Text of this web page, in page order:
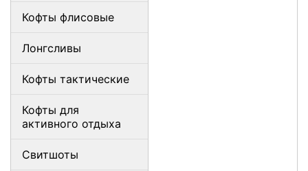
Кофты флисовые
Лонгсливы
Кофты тактические
Кофты для
активного отдыха
Свитшоты